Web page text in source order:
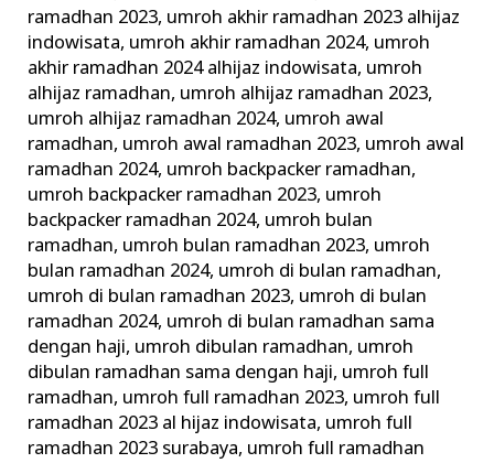
ramadhan 2023, umroh akhir ramadhan 2023 alhijaz
indowisata, umroh akhir ramadhan 2024, umroh
akhir ramadhan 2024 alhijaz indowisata, umroh
alhijaz ramadhan, umroh alhijaz ramadhan 2023,
umroh alhijaz ramadhan 2024, umroh awal
ramadhan, umroh awal ramadhan 2023, umroh awal
ramadhan 2024, umroh backpacker ramadhan,
umroh backpacker ramadhan 2023, umroh
backpacker ramadhan 2024, umroh bulan
ramadhan, umroh bulan ramadhan 2023, umroh
bulan ramadhan 2024, umroh di bulan ramadhan,
umroh di bulan ramadhan 2023, umroh di bulan
ramadhan 2024, umroh di bulan ramadhan sama
dengan haji, umroh dibulan ramadhan, umroh
dibulan ramadhan sama dengan haji, umroh full
ramadhan, umroh full ramadhan 2023, umroh full
ramadhan 2023 al hijaz indowisata, umroh full
ramadhan 2023 surabaya, umroh full ramadhan